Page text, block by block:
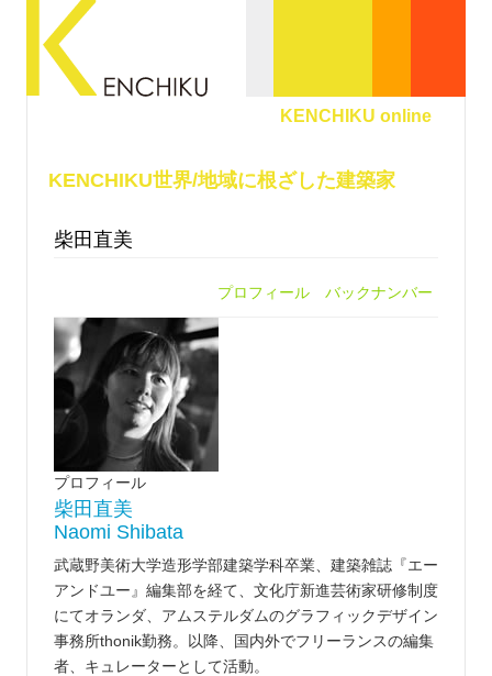
KENCHIKU online
KENCHIKU世界/地域に根ざした建築家
柴田直美
プロフィール バックナンバー
プロフィール
柴田直美
Naomi Shibata
武蔵野美術大学造形学部建築学科卒業、建築雑誌『エー
アンドユー』編集部を経て、文化庁新進芸術家研修制度
にてオランダ、アムステルダムのグラフィックデザイン
事務所thonik勤務。以降、国内外でフリーランスの編集
者、キュレーターとして活動。